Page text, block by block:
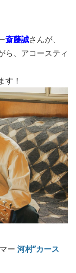
斎藤誠さんが、
ら、アコースティ
す！
ー 河村”カース